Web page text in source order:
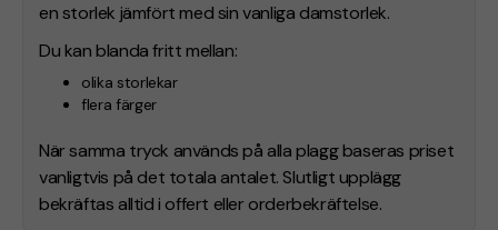
en storlek jämfört med sin vanliga damstorlek.
Du kan blanda fritt mellan:
olika storlekar
flera färger
När samma tryck används på alla plagg baseras priset
vanligtvis på det totala antalet. Slutligt upplägg
bekräftas alltid i offert eller orderbekräftelse.